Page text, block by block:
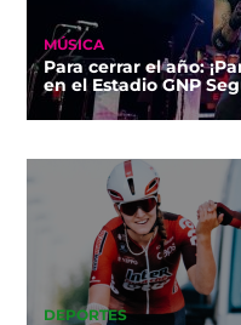
MÚSICA
Para cerrar el año:
en el Estadio GNP
DEPORTES